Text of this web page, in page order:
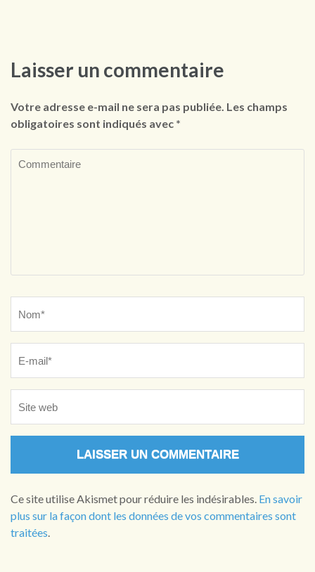
Laisser un commentaire
Votre adresse e-mail ne sera pas publiée. Les champs
obligatoires sont indiqués avec *
Ce site utilise Akismet pour réduire les indésirables. En savoir
plus sur la façon dont les données de vos commentaires sont
traitées.